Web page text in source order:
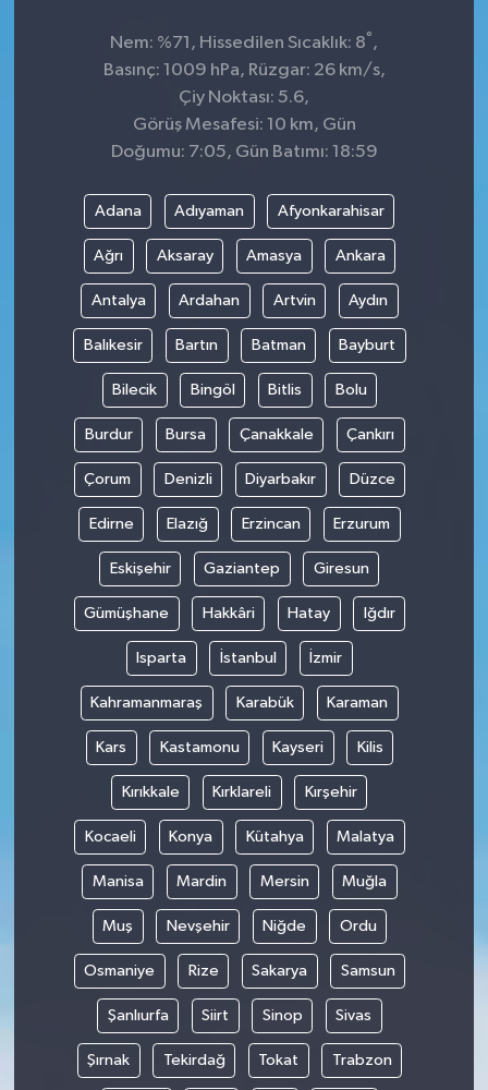
Nem: %71, Hissedilen Sıcaklık: 8° ,
Basınç: 1009 hPa, Rüzgar: 26 km/s,
Çiy Noktası: 5.6,
Görüş Mesafesi: 10 km, Gün
Doğumu: 7:05, Gün Batımı: 18:59
Adana Adıyaman Afyonkarahisar
Ağrı Aksaray Amasya Ankara
Antalya Ardahan Artvin Aydın
Balıkesir Bartın Batman Bayburt
Bilecik Bingöl Bitlis Bolu
Burdur Bursa Çanakkale Çankırı
Çorum Denizli Diyarbakır Düzce
Edirne Elazığ Erzincan Erzurum
Eskişehir Gaziantep Giresun
Gümüşhane Hakkâri Hatay Iğdır
Isparta İstanbul İzmir
Kahramanmaraş Karabük Karaman
Kars Kastamonu Kayseri Kilis
Kırıkkale Kırklareli Kırşehir
Kocaeli Konya Kütahya Malatya
Manisa Mardin Mersin Muğla
Muş Nevşehir Niğde Ordu
Osmaniye Rize Sakarya Samsun
Şanlıurfa Siirt Sinop Sivas
Şırnak Tekirdağ Tokat Trabzon